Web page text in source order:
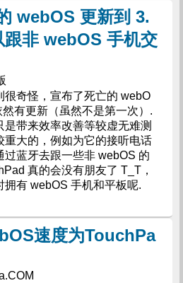
webOS 更新到 3.
跟非 webOS 手机交
很奇怪，宣布了死亡的 webO
有更新（虽然不是第一次）.
带来效率改善等较虚无难测
重大的，例如为它的接听电话
过蓝牙去跟一些非 webOS 的
真的会没有朋友了 T_T，
有 webOS 手机和平板呢.
速度为TouchPa